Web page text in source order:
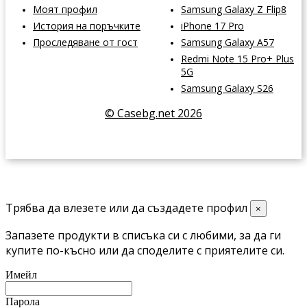
Моят профил
История на поръчките
Проследяване от гост
Samsung Galaxy Z Flip8
iPhone 17 Pro
Samsung Galaxy A57
Redmi Note 15 Pro+ Plus
5G
Samsung Galaxy S26
© Casebg.net 2026
Трябва да влезете или да създадете профил ×
Запазете продукти в списъка си с любими, за да ги
купите по-късно или да споделите с приятелите си.
Имейл
Парола